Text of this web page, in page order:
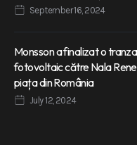
September 16, 2024
Monsson a finalizat o
fotovoltaic către Nala
piața din România
July 12, 2024